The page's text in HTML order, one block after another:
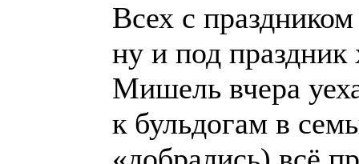
Всех с
ну и под
Мишель вчера
к бульдогам в